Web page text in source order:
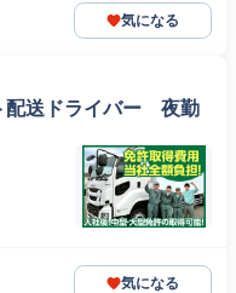
気になる
配送ドライバー 夜勤
気になる